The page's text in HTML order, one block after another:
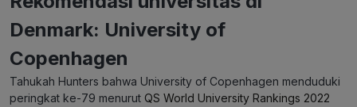
Denmark: University of
Copenhagen
Tahukah Hunters bahwa University of Copenhagen menduduki
peringkat ke-79 menurut QS World University Rankings 2022